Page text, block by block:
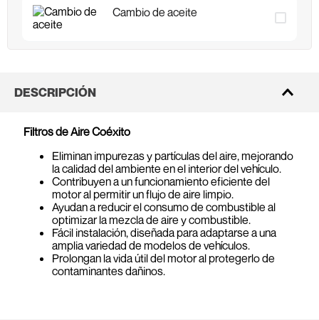
Cambio de aceite
DESCRIPCIÓN
Filtros de Aire Coéxito
Eliminan impurezas y partículas del aire, mejorando
la calidad del ambiente en el interior del vehículo.
Contribuyen a un funcionamiento eficiente del
motor al permitir un flujo de aire limpio.
Ayudan a reducir el consumo de combustible al
optimizar la mezcla de aire y combustible.
Fácil instalación, diseñada para adaptarse a una
amplia variedad de modelos de vehículos.
Prolongan la vida útil del motor al protegerlo de
contaminantes dañinos.